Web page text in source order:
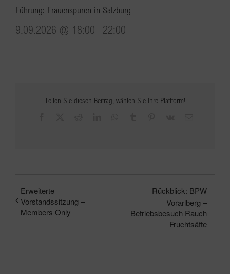
Führung: Frauenspuren in Salzburg
9.09.2026 @ 18:00 - 22:00
Teilen Sie diesen Beitrag, wählen Sie Ihre Plattform!
Erweiterte
Vorstandssitzung –
Members Only
Rückblick: BPW
Vorarlberg –
Betriebsbesuch Rauch
Fruchtsäfte